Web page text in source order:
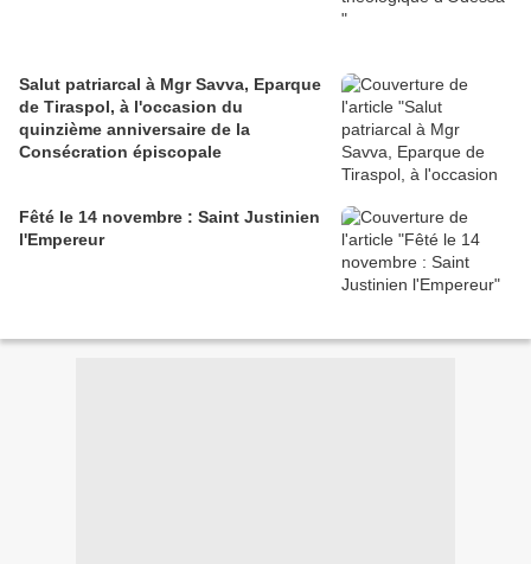
Salut patriarcal à Mgr Savva, Eparque
de Tiraspol, à l'occasion du
quinzième anniversaire de la
Consécration épiscopale
Fêté le 14 novembre : Saint Justinien
l'Empereur